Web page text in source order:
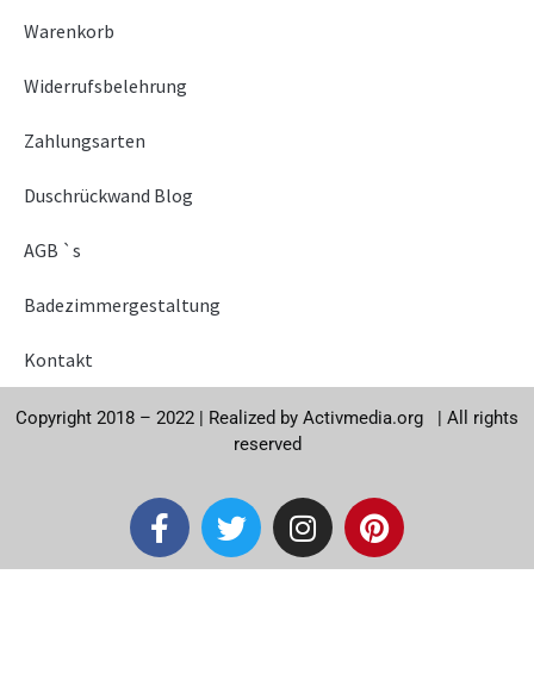
Warenkorb
Widerrufsbelehrung
Zahlungsarten
Duschrückwand Blog
AGB `s
Badezimmergestaltung
Kontakt
Copyright 2018 – 2022 | Realized by Activmedia.org | All rights
reserved